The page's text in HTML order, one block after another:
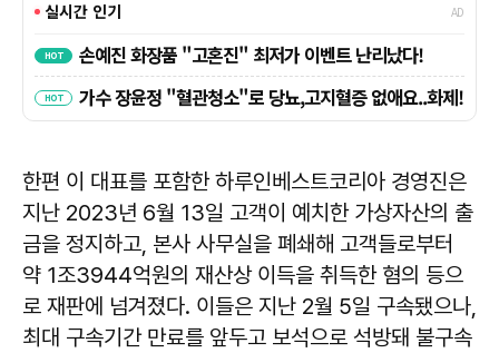
한편 이 대표를 포함한 하루인베스트코리아 경영진은
지난 2023년 6월 13일 고객이 예치한 가상자산의 출
금을 정지하고, 본사 사무실을 폐쇄해 고객들로부터
약 1조3944억원의 재산상 이득을 취득한 혐의 등으
로 재판에 넘겨졌다. 이들은 지난 2월 5일 구속됐으나,
최대 구속기간 만료를 앞두고 보석으로 석방돼 불구속